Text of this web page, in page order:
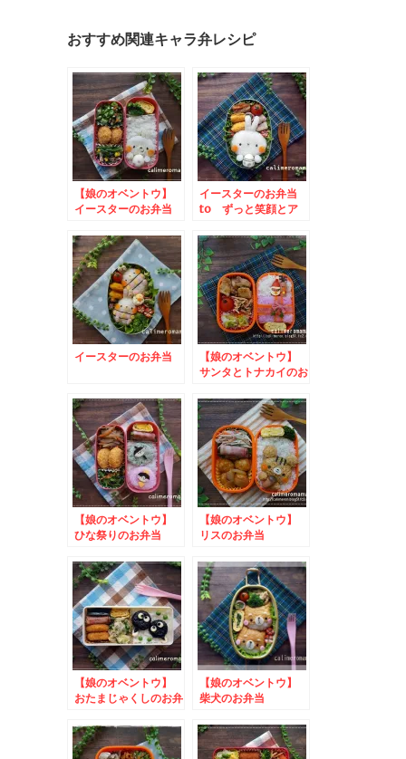
おすすめ関連キャラ弁レシピ
【娘のオベントウ】
イースターのお弁当
弁当箱プレゼントキャ
ンペーン
イースターのお弁当
to ずっと笑顔とア
ン
イースターのお弁当
【娘のオベントウ】
サンタとトナカイのお
【娘のオベントウ】
ひな祭りのお弁当
【娘のオベントウ】
リスのお弁当
【娘のオベントウ】
おたまじゃくしのお弁
ォトキャンペーン
2024
【娘のオベントウ】
柴犬のお弁当